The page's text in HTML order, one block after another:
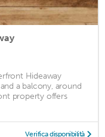
Hideaway
a balcony, around
property offers
Verifica disponibilità